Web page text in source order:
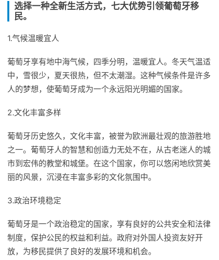
选择一种全新生活方式，七大优势引领葡萄牙移
民。
1.气候温暖宜人
葡萄牙享有地中海气候，四季分明，温暖宜人。冬天气温适
中，雪很少，夏天很热，但不太潮湿。这种气候条件是许多
人的梦想，使葡萄牙成为一个永远阳光明媚的国家。
2.文化丰富多样
葡萄牙历史悠久，文化丰富，被誉为欧洲最壮观的旅游胜地
之一。葡萄牙人的智慧和创造力无处不在，从古老迷人的城
市到宏伟的教堂和城堡。在这个国家，你可以悠闲地欣赏美
丽的风景，沉浸在丰富多彩的文化氛围中。
3.政治环境稳定
葡萄牙是一个政治稳定的国家，享有良好的公共安全和法律
制度，保护公民的权益和利益。政府对外国人投资友好开
放，为移民提供了良好的发展环境和机会。